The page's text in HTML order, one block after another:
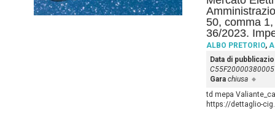
50, comma
36/2023.
ALBO PRETORIO,
Data di
C55F20000380005
Gara chiusa
td mepa
https://dettaglio-